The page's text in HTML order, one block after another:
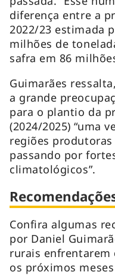
diferença entre a
2022/23 estimada
milhões de
safra em 86
Guimarães
a grande
para o plantio da
(2024/2025) “uma
regiões
passando por
climatológicos”.
Confira algumas
por Daniel
rurais
os próximos